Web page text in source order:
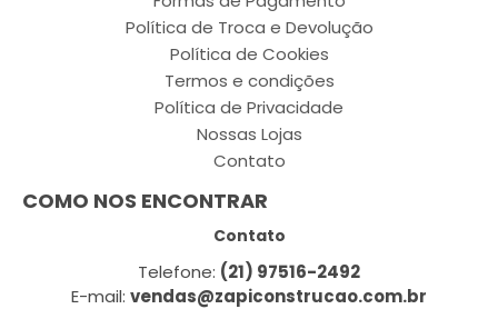
Política de Troca e Devolução
Política de Cookies
Termos e condições
Política de Privacidade
Nossas Lojas
Contato
COMO NOS ENCONTRAR
Contato
Telefone: (21) 97516-2492
E-mail: vendas@zapiconstrucao.com.br